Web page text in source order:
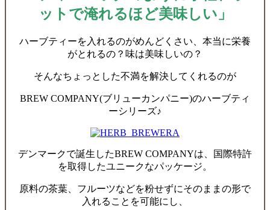
ットで淹れるほど美味しい」
ハーブティーを入れるのがめんどくさい、本当に栄養
がとれるの？味は美味しいの？
そんなちょっとした不満を解決してくれるのが
BREW COMPANY(ブリューカンパニー)のハーブティ
ーシリーズ♪
デンマークで誕生したBREW COMPANYは、国際特許
を取得したユニークなパッケージ。
原料の茶葉、フルーツなどを粉せずにそのままの形で
入れることを可能にし、